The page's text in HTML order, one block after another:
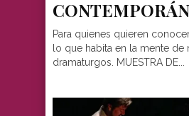
Para quienes quieren
lo que habita en la mente de
dramaturgos. MUESTRA DE...